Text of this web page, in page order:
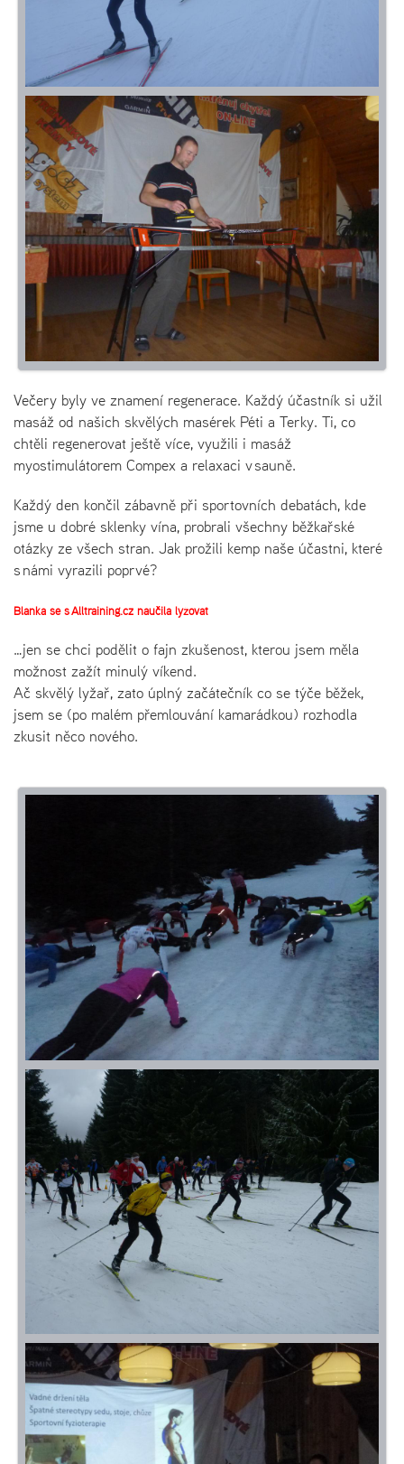
Večery byly ve znamení regenerace. Každý účastník si užil
masáž od našich skvělých masérek Péti a Terky. Ti, co
chtěli regenerovat ještě více, využili i masáž
myostimulátorem Compex a relaxaci v sauně.
Každý den končil zábavně při sportovních debatách, kde
jsme u dobré sklenky vína, probrali všechny běžkařské
otázky ze všech stran. Jak prožili kemp naše účastni, které
s námi vyrazili poprvé?
Blanka se s Alltraining.cz naučila lyžovat
…jen se chci podělit o fajn zkušenost, kterou jsem měla
možnost zažít minulý víkend.
Ač skvělý lyžař, zato úplný začátečník co se týče běžek,
jsem se (po malém přemlouvání kamarádkou) rozhodla
zkusit něco nového.